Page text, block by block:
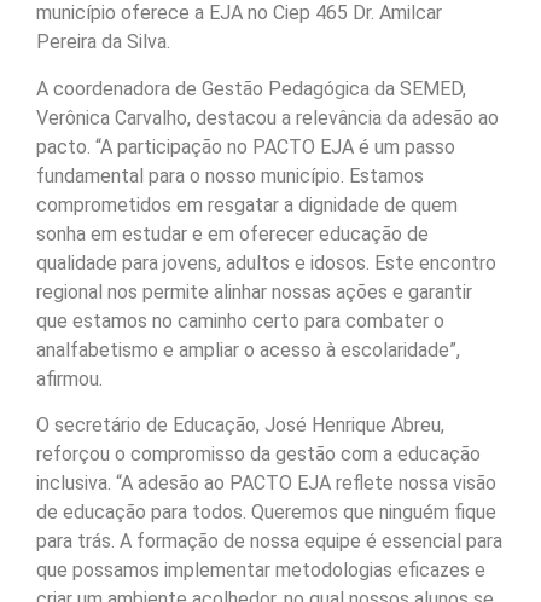
município oferece a EJA no Ciep 465 Dr. Amilcar
Pereira da Silva.
A coordenadora de Gestão Pedagógica da SEMED,
Verônica Carvalho, destacou a relevância da adesão ao
pacto. “A participação no PACTO EJA é um passo
fundamental para o nosso município. Estamos
comprometidos em resgatar a dignidade de quem
sonha em estudar e em oferecer educação de
qualidade para jovens, adultos e idosos. Este encontro
regional nos permite alinhar nossas ações e garantir
que estamos no caminho certo para combater o
analfabetismo e ampliar o acesso à escolaridade”,
afirmou.
O secretário de Educação, José Henrique Abreu,
reforçou o compromisso da gestão com a educação
inclusiva. “A adesão ao PACTO EJA reflete nossa visão
de educação para todos. Queremos que ninguém fique
para trás. A formação de nossa equipe é essencial para
que possamos implementar metodologias eficazes e